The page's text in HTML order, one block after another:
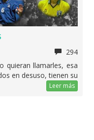
294
quieran llamarles, esa
en desuso, tienen su
Leer más